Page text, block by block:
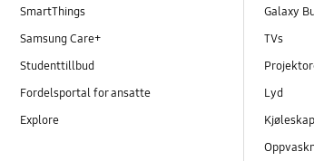
SmartThings
Samsung Care+
Studenttillbud
Fordelsportal for ansatte
Explore
Galaxy
TVs
Lyd